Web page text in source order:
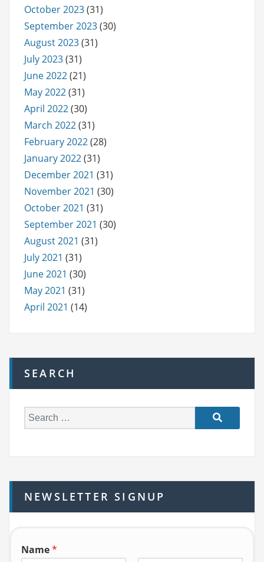
October 2023(31)
September 2023(30)
August 2023(31)
July 2023(31)
June 2022(21)
May 2022(31)
April 2022(30)
March 2022(31)
February 2022(28)
January 2022(31)
December 2021 (31)
November 2021 (30)
October 2021 (31)
September 2021 (30)
August 2021 (31)
July 2021 (31)
June 2021 (30)
May 2021 (31)
April 2021 (14)
SEARCH
e
h
f
o
NEWSLETTER SIGNUP
Name*